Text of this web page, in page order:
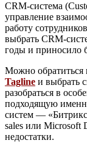
CRM-система
управление
работу
выбрать CRM-
годы и приносило
Можно обратиться
Tagline и выбрать
разобраться в
подходящую
систем —
sales или Microsoft
недостатки.